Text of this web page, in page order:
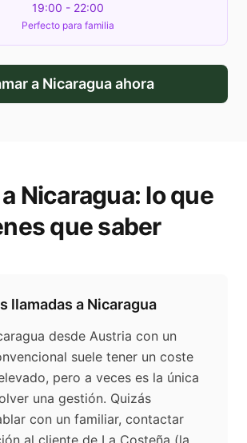
19:00 - 22:00
Perfecto para familia
a Nicaraguaahora
Nicaragua: lo que
que saber
llamadas a Nicaragua
desde Austria con un
suele tener un coste
pero a veces es la única
una gestión. Quizás
con un familiar, contactar